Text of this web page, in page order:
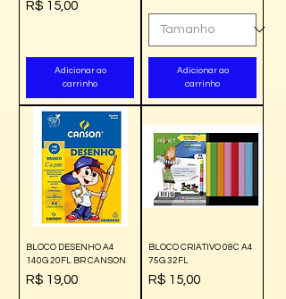
Preço
R$ 15,00
Adicionar ao
carrinho
Adicionar ao
carrinho
BLOCO DESENHO A4
140G 20FL BR CANSON
Preço
R$ 19,00
BLOCO CRIATIVO 08C A4
75G 32FL
Preço
R$ 15,00